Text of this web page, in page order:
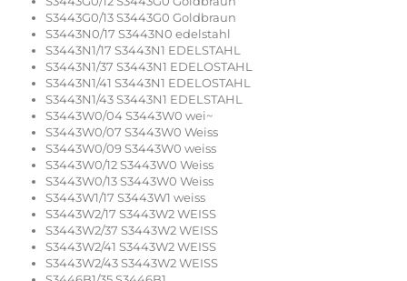
S3443G0/13 S3443G0 Goldbraun
S3443N0/17 S3443N0 edelstahl
S3443N1/17 S3443N1 EDELSTAHL
S3443N1/37 S3443N1 EDELOSTAHL
S3443N1/41 S3443N1 EDELOSTAHL
S3443N1/43 S3443N1 EDELSTAHL
S3443W0/04 S3443W0 wei~
S3443W0/07 S3443W0 Weiss
S3443W0/09 S3443W0 weiss
S3443W0/12 S3443W0 Weiss
S3443W0/13 S3443W0 Weiss
S3443W1/17 S3443W1 weiss
S3443W2/17 S3443W2 WEISS
S3443W2/37 S3443W2 WEISS
S3443W2/41 S3443W2 WEISS
S3443W2/43 S3443W2 WEISS